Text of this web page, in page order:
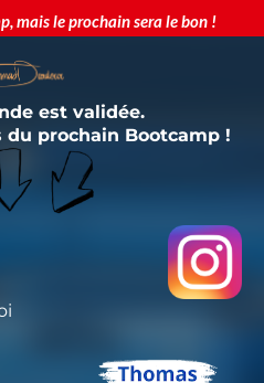
mais le prochain sera le bon !
est validée.
prochain Bootcamp !